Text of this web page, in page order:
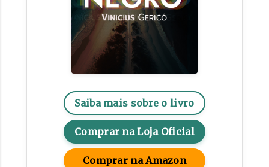
Saiba mais sobre o livro
Comprar na Loja Oficial
Comprar na Amazon